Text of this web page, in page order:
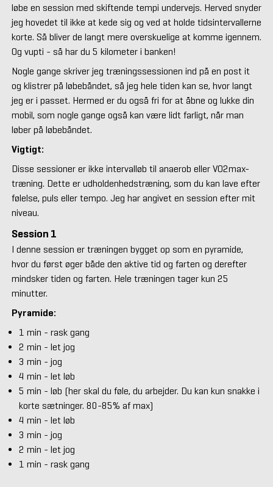
løbe en session med skiftende tempi undervejs. Herved snyder
jeg hovedet til ikke at kede sig og ved at holde tidsintervallerne
korte. Så bliver de langt mere overskuelige at komme igennem.
Og vupti - så har du 5 kilometer i banken!
Nogle gange skriver jeg træningssessionen ind på en post it
og klistrer på løbebåndet, så jeg hele tiden kan se, hvor langt
jeg er i passet. Hermed er du også fri for at åbne og lukke din
mobil, som nogle gange også kan være lidt farligt, når man
løber på løbebåndet.
Vigtigt:
Disse sessioner er ikke intervalløb til anaerob eller VO2max-
træning. Dette er udholdenhedstræning, som du kan lave efter
følelse, puls eller tempo. Jeg har angivet en session efter mit
niveau.
Session 1
I denne session er træningen bygget op som en pyramide,
hvor du først øger både den aktive tid og farten og derefter
mindsker tiden og farten. Hele træningen tager kun 25
minutter.
Pyramide:
1 min - rask gang
2 min - let jog
3 min - jog
4 min - let løb
5 min - løb (her skal du føle, du arbejder. Du kan kun snakke i
korte sætninger. 80-85% af max)
4 min - let løb
3 min - jog
2 min - let jog
1 min - rask gang